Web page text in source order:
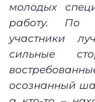
молодых
работу. По
участники
сильные
осознанный